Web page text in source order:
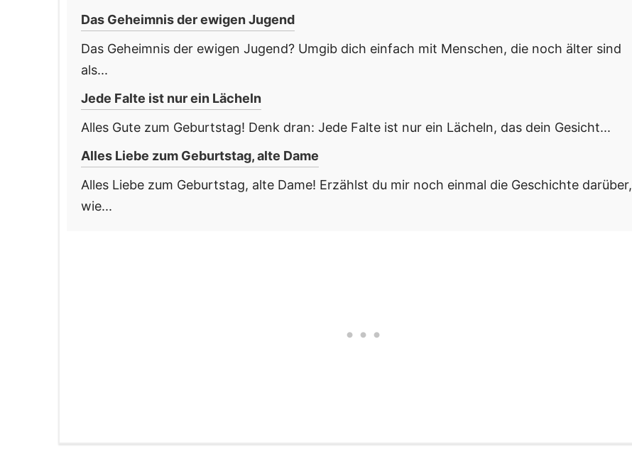
Das Geheimnis der ewigen Jugend
Das Geheimnis der ewigen Jugend? Umgib dich einfach mit Menschen, die noch älter sind
als...
Jede Falte ist nur ein Lächeln
Alles Gute zum Geburtstag! Denk dran: Jede Falte ist nur ein Lächeln, das dein Gesicht...
Alles Liebe zum Geburtstag, alte Dame
Alles Liebe zum Geburtstag, alte Dame! Erzählst du mir noch einmal die Geschichte darüber,
wie...